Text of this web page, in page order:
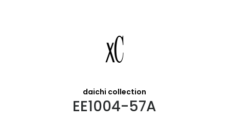
daichi collection
EE1004-57A